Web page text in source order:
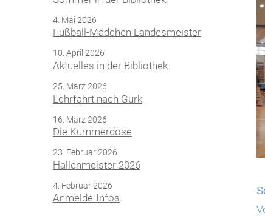
4. Mai 2026
Fußball-Mädchen Landesmeister
10. April 2026
Aktuelles in der Bibliothek
25. März 2026
Lehrfahrt nach Gurk
16. März 2026
Die Kummerdose
23. Februar 2026
Hallenmeister 2026
4. Februar 2026
Anmelde-Infos